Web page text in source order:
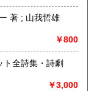
ャラリーのみ不
せん。
￥800
￥3,000